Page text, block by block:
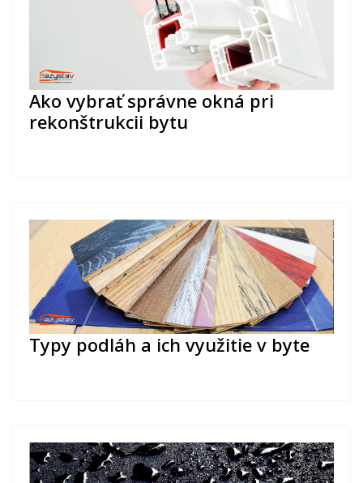
Ako vybrať správne okná pri
rekonštrukcii bytu
Typy podláh a ich využitie v byte